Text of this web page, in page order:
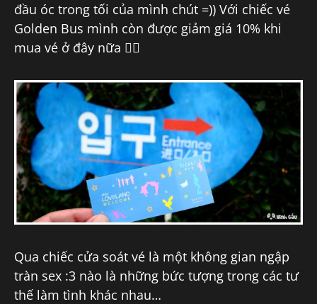
đầu óc trong tối của mình chút =)) Với chiếc vé
Golden Bus mình còn được giảm giá 10% khi
mua vé ở đây nữa ✌🏻
Qua chiếc cửa soát vé là một không gian ngập
tràn sex :3 nào là những bức tượng trong các tư
thế làm tình khác nhau…